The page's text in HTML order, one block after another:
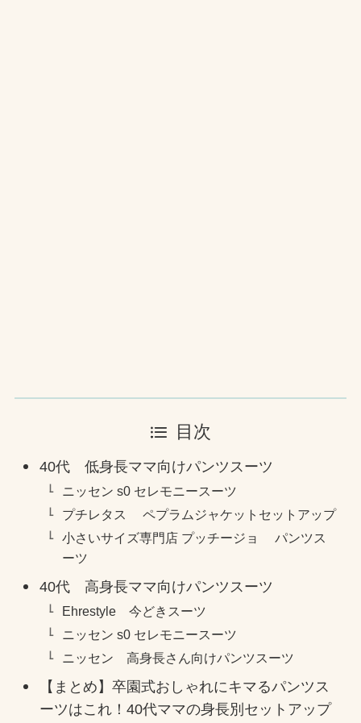
目次
40代 低身長ママ向けパンツスーツ
ニッセン s0 セレモニースーツ
プチレタス ペプラムジャケットセットアップ
小さいサイズ専門店 プッチージョ パンツス
ーツ
40代 高身長ママ向けパンツスーツ
Ehrestyle 今どきスーツ
ニッセン s0 セレモニースーツ
ニッセン 高身長さん向けパンツスーツ
【まとめ】卒園式おしゃれにキマるパンツス
ーツはこれ！40代ママの身長別セットアップ